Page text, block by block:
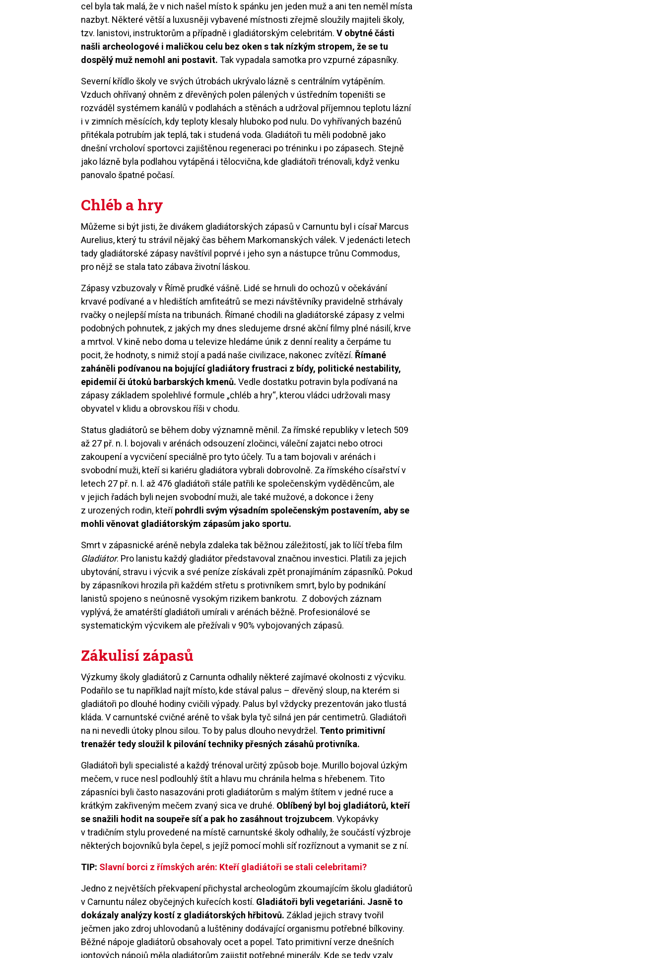
cel byla tak malá, že v nich našel místo k spánku jen jeden muž a ani ten neměl místa
nazbyt. Některé větší a luxusněji vybavené místnosti zřejmě sloužily majiteli školy,
tzv. lanistovi, instruktorům a případně i gladiátorským celebritám.V obytné části
našli archeologové i maličkou celu bez oken s tak nízkým stropem, že se tu
dospělý muž nemohl ani postavit.Tak vypadala samotka pro vzpurné zápasníky.
Severní křídlo školy ve svých útrobách ukrývalo lázně s centrálním vytápěním.
Vzduch ohřívaný ohněm z dřevěných polen pálených v ústředním topeništi se
rozváděl systémem kanálů v podlahách a stěnách a udržoval příjemnou teplotu lázní
i v zimních měsících, kdy teploty klesaly hluboko pod nulu. Do vyhřívaných bazénů
přitékala potrubím jak teplá, tak i studená voda. Gladiátoři tu měli podobně jako
dnešní vrcholoví sportovci zajištěnou regeneraci po tréninku i po zápasech. Stejně
jako lázně byla podlahou vytápěná i tělocvična, kde gladiátoři trénovali, když venku
panovalo špatné počasí.
Chléb a hry
Můžeme si být jisti, že divákem gladiátorských zápasů v Carnuntu byl i císař Marcus
Aurelius, který tu strávil nějaký čas během Markomanských válek. V jedenácti letech
tady gladiátorské zápasy navštívil poprvé i jeho syn a nástupce trůnu Commodus,
pro nějž se stala tato zábava životní láskou.
Zápasy vzbuzovaly v Římě prudké vášně. Lidé se hrnuli do ochozů v očekávání
krvavé podívané a v hledištích amfiteátrů se mezi návštěvníky pravidelně strhávaly
rvačky o nejlepší místa na tribunách. Římané chodili na gladiátorské zápasy z velmi
podobných pohnutek, z jakých my dnes sledujeme drsné akční filmy plné násilí, krve
a mrtvol. V kině nebo doma u televize hledáme únik z denní reality a čerpáme tu
pocit, že hodnoty, s nimiž stojí a padá naše civilizace, nakonec zvítězí. Římané
zaháněli podívanou na bojující gladiátory frustraci z bídy, politické nestability,
epidemií či útoků barbarských kmenů. Vedle dostatku potravin byla podívaná na
zápasy základem spolehlivé formule „chléb a hry“, kterou vládci udržovali masy
obyvatel v klidu a obrovskou říši v chodu.
Status gladiátorů se během doby významně měnil. Za římské republiky v letech 509
až 27 př. n. l. bojovali v arénách odsouzení zločinci, váleční zajatci nebo otroci
zakoupení a vycvičení speciálně pro tyto účely. Tu a tam bojovali v arénách i
svobodní muži, kteří si kariéru gladiátora vybrali dobrovolně. Za římského císařství v
letech 27 př. n. l. až 476 gladiátoři stále patřili ke společenským vyděděncům, ale
v jejich řadách byli nejen svobodní muži, ale také mužové, a dokonce i ženy
z urozených rodin, kteřípohrdli svým výsadním společenským postavením, aby se
mohli věnovat gladiátorským zápasům jako sportu.
Smrt v zápasnické aréně nebyla zdaleka tak běžnou záležitostí, jak to líčí třeba film
Gladiátor. Pro lanistu každý gladiátor představoval značnou investici. Platili za jejich
ubytování, stravu i výcvik a své peníze získávali zpět pronajímáním zápasníků. Pokud
by zápasníkovi hrozila při každém střetu s protivníkem smrt, bylo by podnikání
lanistů spojeno s neúnosně vysokým rizikem bankrotu. Z dobových záznam
vyplývá, že amatérští gladiátoři umírali v arénách běžně. Profesionálové se
systematickým výcvikem ale přežívali v 90% vybojovaných zápasů.
Zákulisí zápasů
Výzkumy školy gladiátorů z Carnunta odhalily některé zajímavé okolnosti z výcviku.
Podařilo se tu například najít místo, kde stával palus – dřevěný sloup, na kterém si
gladiátoři po dlouhé hodiny cvičili výpady. Palus byl vždycky prezentován jako tlustá
kláda. V carnuntské cvičné aréně to však byla tyč silná jen pár centimetrů. Gladiátoři
na ni nevedli útoky plnou silou. To by palus dlouho nevydržel. Tento primitivní
trenažér tedy sloužil k pilování techniky přesných zásahů protivníka.
Gladiátoři byli specialisté a každý trénoval určitý způsob boje. Murillo bojoval úzkým
mečem, v ruce nesl podlouhlý štít a hlavu mu chránila helma s hřebenem. Tito
zápasníci byli často nasazováni proti gladiátorům s malým štítem v jedné ruce a
krátkým zakřiveným mečem zvaný sica ve druhé. Oblíbený byl boj gladiátorů, kteří
se snažili hodit na soupeře síť a pak ho zasáhnout trojzubcem. Vykopávky
v tradičním stylu provedené na místě carnuntské školy odhalily, že součástí výzbroje
některých bojovníků byla čepel, s jejíž pomocí mohli síť rozříznout a vymanit se z ní.
TIP: Slavní borci z římských arén: Kteří gladiátoři se stali celebritami?
Jedno z největších překvapení přichystal archeologům zkoumajícím školu gladiátorů
v Carnuntu nález obyčejných kuřecích kostí. Gladiátoři byli vegetariáni. Jasně to
dokázaly analýzy kostí z gladiátorských hřbitovů. Základ jejich stravy tvořil
ječmen jako zdroj uhlovodanů a luštěniny dodávající organismu potřebné bílkoviny.
Běžné nápoje gladiátorů obsahovaly ocet a popel. Tato primitivní verze dnešních
iontových nápojů měla gladiátorům zajistit potřebné minerály. Kde se tedy vzaly